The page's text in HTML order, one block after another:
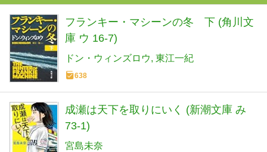
フランキー・マシーンの冬 下 (角川文
庫 ウ 16-7)
ドン・ウィンズロウ 東江一紀
638
成瀬は天下を取りにいく (新潮文庫 み
73-1)
宮島未奈